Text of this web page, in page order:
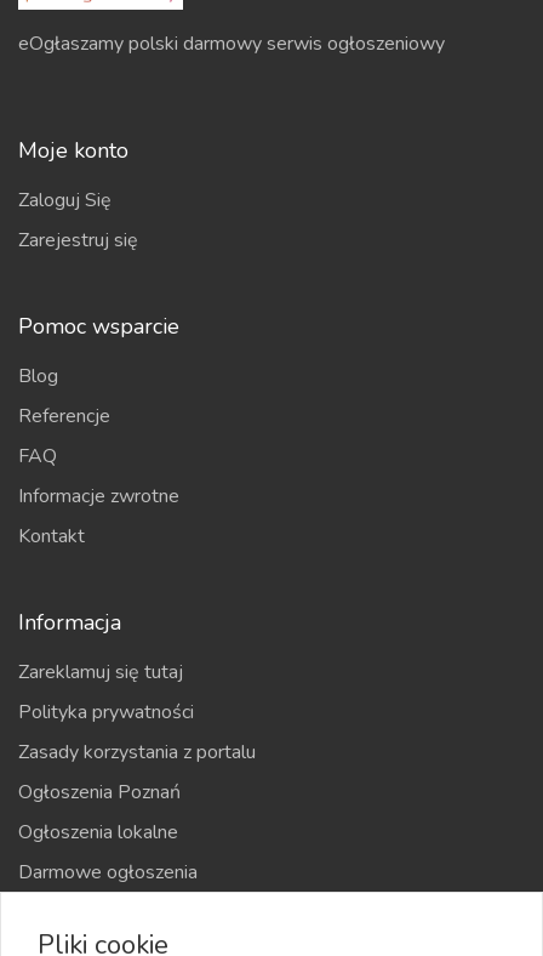
eOgłaszamy polski darmowy serwis ogłoszeniowy
Moje konto
Zaloguj Się
Zarejestruj się
Pomoc wsparcie
Blog
Referencje
FAQ
Informacje zwrotne
Kontakt
Informacja
Zareklamuj się tutaj
Polityka prywatności
Zasady korzystania z portalu
Ogłoszenia Poznań
Ogłoszenia lokalne
Darmowe ogłoszenia
Pliki cookie